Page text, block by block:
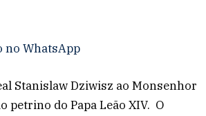
no WhatsApp
Stanislaw Dziwisz ao Monsenhor
petrino do Papa Leão XIV. O